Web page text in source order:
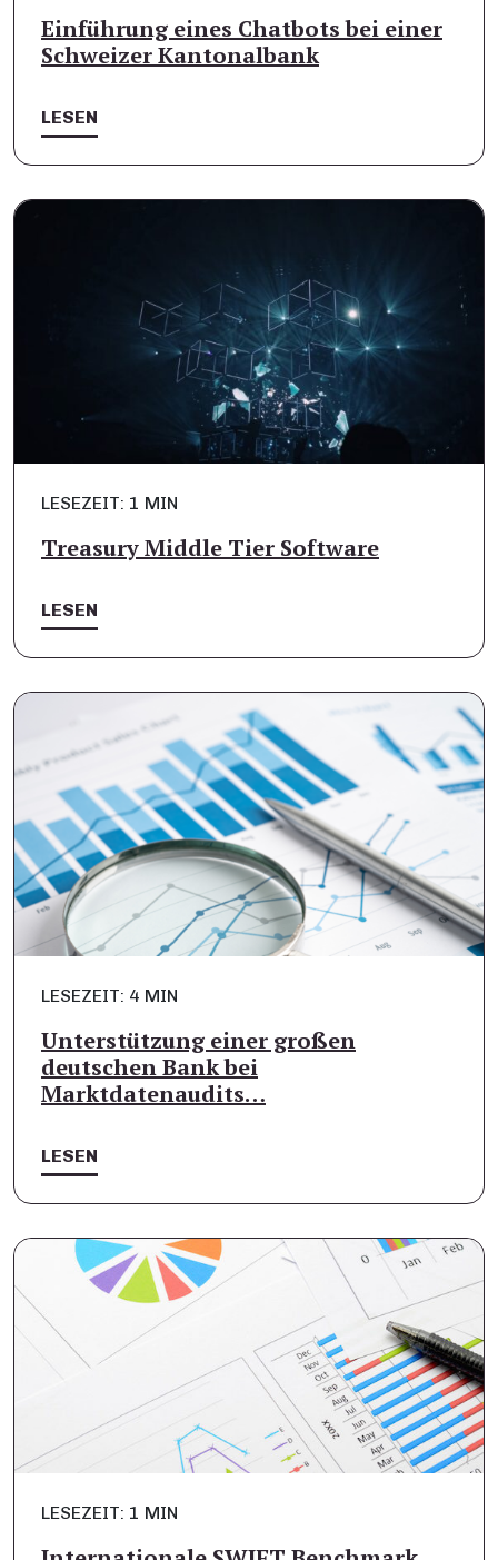
Einführung eines Chatbots bei einer
Schweizer Kantonalbank
LESEN
LESEZEIT: 1 MIN
Treasury Middle Tier Software
LESEN
LESEZEIT: 4 MIN
Unterstützung einer großen
deutschen Bank bei
Marktdatenaudits…
LESEN
LESEZEIT: 1 MIN